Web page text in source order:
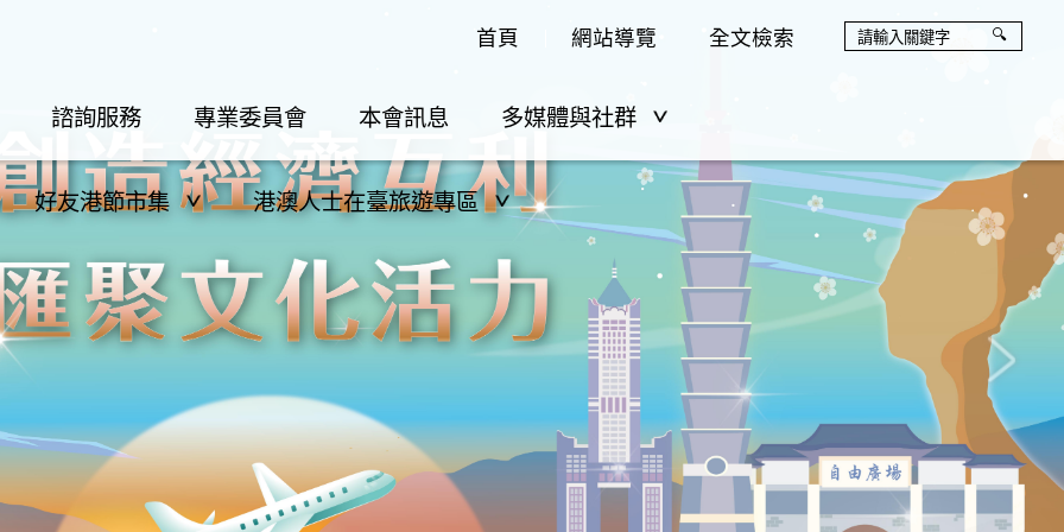
首頁 網站導覽 全文檢索
諮詢服務 專業委員會 本會訊息 多媒體與社群
好友港節市集 港澳人士在臺旅遊專區